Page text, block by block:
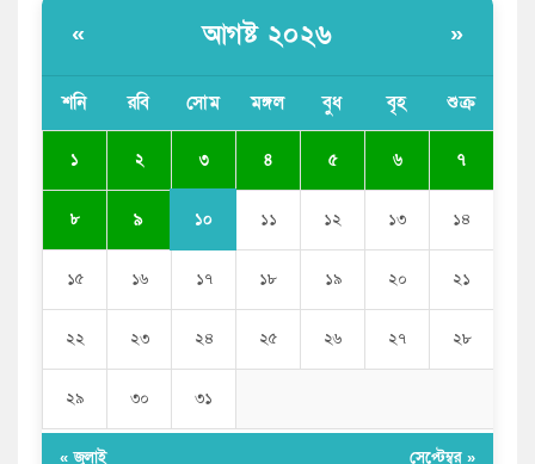
পাঠাতেন ইসলামী বিশ্ববিদ্যালয়ের ছাত্রী
এনসিপি নেতা
« আগষ্ট ২০২৬ »
শনি রবি সোম মঙ্গল বুধ বৃহ শুক্র
১ ২ ৩ ৪ ৫ ৬ ৭
৮ ৯ ১০ ১১ ১২ ১৩ ১৪
১৫ ১৬ ১৭ ১৮ ১৯ ২০ ২১
২২ ২৩ ২৪ ২৫ ২৬ ২৭ ২৮
২৯ ৩০ ৩১
« জুলাই সেপ্টেম্বর »